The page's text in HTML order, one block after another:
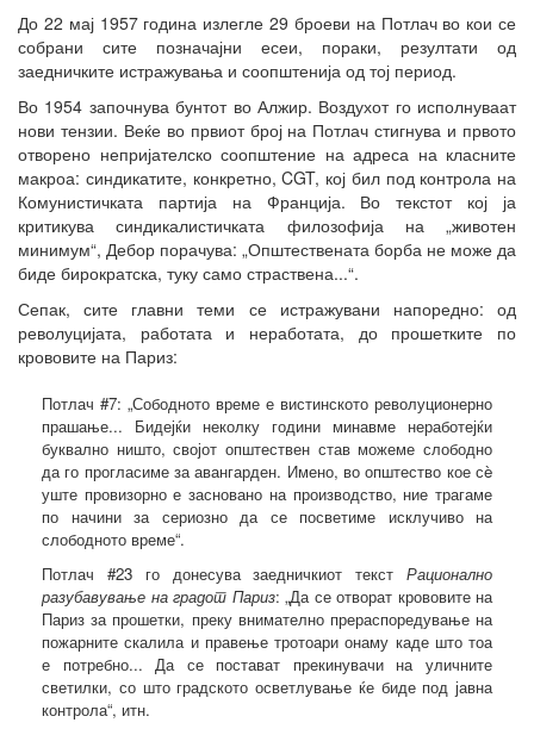
До 22 мај 1957 година излегле 29 броеви на Потлач во кои се
собрани сите позначајни есеи, пораки, резултати од
заедничките истражувања и соопштенија од тој период.
Во 1954 започнува бунтот во Алжир. Воздухот го исполнуваат
нови тензии. Веќе во првиот број на Потлач стигнува и првото
отворено непријателско соопштение на адреса на класните
макроа: синдикатите, конкретно, CGT, кој бил под контрола на
Комунистичката партија на Франција. Во текстот кој ја
критикува синдикалистичката филозофија на „животен
минимум“, Дебор порачува: „Општествената борба не може да
биде бирократска, туку само страствена...“.
Сепак, сите главни теми се истражувани напоредно: од
револуцијата, работата и неработата, до прошетките по
крововите на Париз:
Потлач #7: „Сободното време е вистинското револуционерно
прашање... Бидејќи неколку години минавме неработејќи
буквално ништо, својот општествен став можеме слободно
да го прогласиме за авангарден. Имено, во општество кое сè
уште провизорно е засновано на производство, ние трагаме
по начини за сериозно да се посветиме исклучиво на
слободното време“.
Потлач #23 го донесува заедничкиот текст Рационално
разубавување на градот Париз: „Да се отворат крововите на
Париз за прошетки, преку внимателно прераспоредување на
пожарните скалила и правење тротоари онаму каде што тоа
е потребно... Да се постават прекинувачи на уличните
светилки, со што градското осветлување ќе биде под јавна
контрола“, итн.